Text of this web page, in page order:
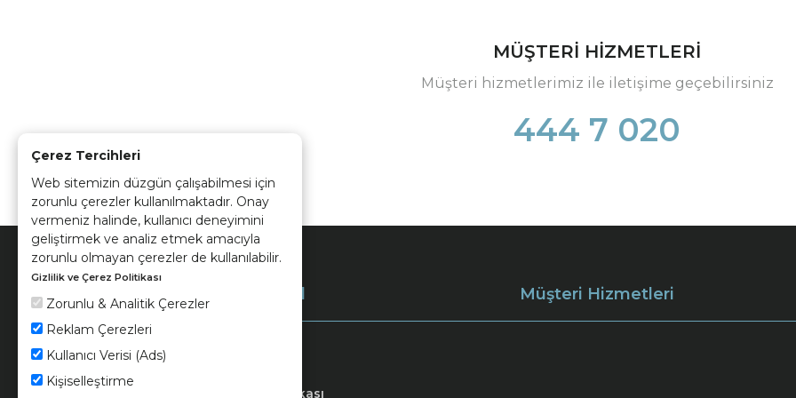
Çerez Tercihleri
Web sitemizin düzgün çalışabilmesi için
zorunlu çerezler kullanılmaktadır. Onay
vermeniz halinde, kullanıcı deneyimini
geliştirmek ve analiz etmek amacıyla
zorunlu olmayan çerezler de kullanılabilir.
Gizlilik ve Çerez Politikası
Zorunlu & Analitik Çerezler
Reklam Çerezleri
Kullanıcı Verisi (Ads)
Kişiselleştirme
MÜŞTERİ HİZMETLERİ
Müşteri hizmetlerimiz ile iletişime geçebilirsiniz
444 7 020
Müşteri Hizmetleri
Kvkk ve Çerez Politikası